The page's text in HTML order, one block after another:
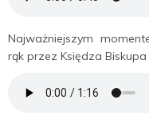
Najważniejszym
rąk przez Księdza